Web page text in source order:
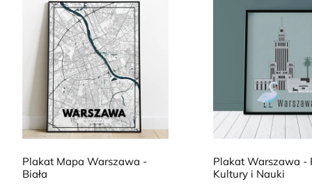
Plakat Mapa Warszawa -
Biała
Plakat Warszawa -
Kultury i Nauki